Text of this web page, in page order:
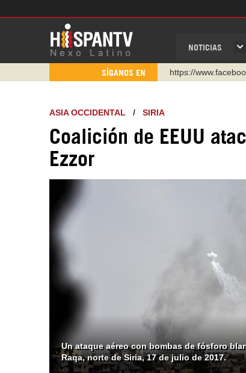
NOTICIAS
SÍGANOS EN
https://
https://
Instagram como:
ASIA OCCIDENTAL / SIRIA
Coalición de EEUU
Ezzor
Un ataque aéreo con bombas de fósforo
Raqa, norte de Siria, 17 de julio de 2017.